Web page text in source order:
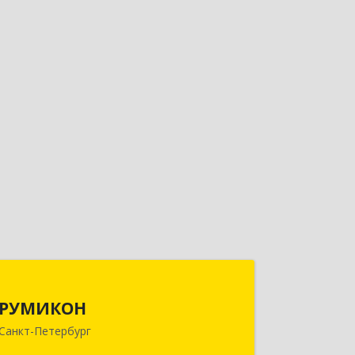
РУМИКОН
Петербург
муниципальный округ Малая Охта,